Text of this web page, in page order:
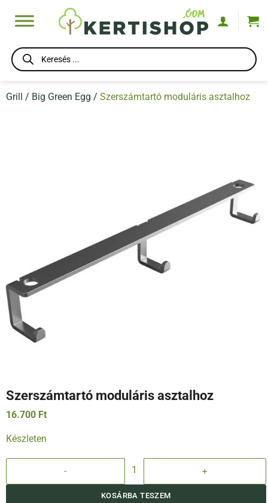
Products
search
Grill / Big Green Egg / Szerszámtartó moduláris asztalhoz
Szerszámtartó moduláris asztalhoz
16.700 Ft
Készleten
Szerszámtartó moduláris asztalhoz mennyiség
KOSÁRBA TESZEM